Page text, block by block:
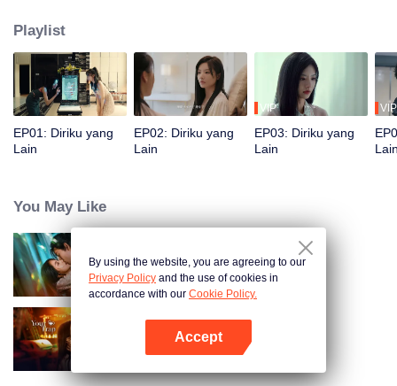
gelisah. Ia tampaknya tahu segalanya tentang Xiao Xue.
Playlist
EP01: Diriku yang
Lain
EP02: Diriku yang
Lain
VIP
EP03: Diriku yang
Lain
VIP
You May Like
Cinta Dalam Dusta
Terjebak Kamu
By using the website, you are agreeing to our
Privacy Policy and the use of cookies in
accordance with our Cookie Policy.
Accept